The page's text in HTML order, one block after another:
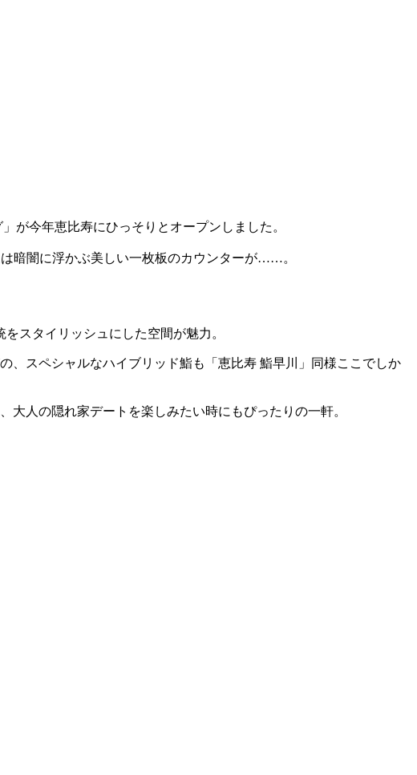
が今年恵比寿にひっそりとオープンしました。
暗闇に浮かぶ美しい一枚板のカウンターが……。
スタイリッシュにした空間が魅力。
、スペシャルなハイブリッド鮨も「恵比寿 鮨早川」同様ここでしか
人の隠れ家デートを楽しみたい時にもぴったりの一軒。